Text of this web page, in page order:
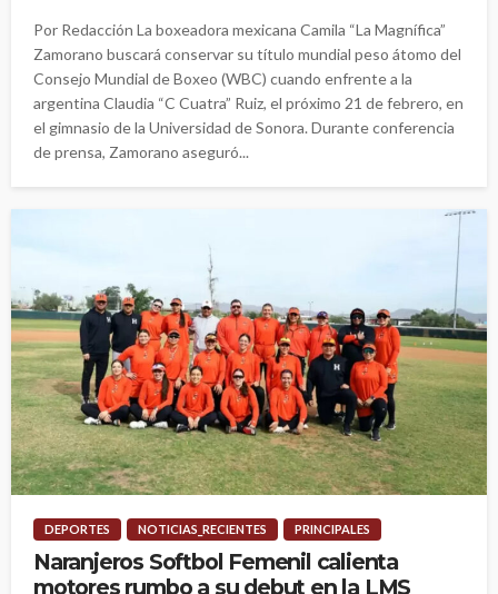
Por Redacción La boxeadora mexicana Camila “La Magnífica”
Zamorano buscará conservar su título mundial peso átomo del
Consejo Mundial de Boxeo (WBC) cuando enfrente a la
argentina Claudia “C Cuatra” Ruiz, el próximo 21 de febrero, en
el gimnasio de la Universidad de Sonora. Durante conferencia
de prensa, Zamorano aseguró...
DEPORTES NOTICIAS_RECIENTES PRINCIPALES
Naranjeros Softbol Femenil calienta
motores rumbo a su debut en la LMS